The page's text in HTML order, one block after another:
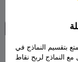
بتقسيم النماذج في
النماذج لربح نقاط